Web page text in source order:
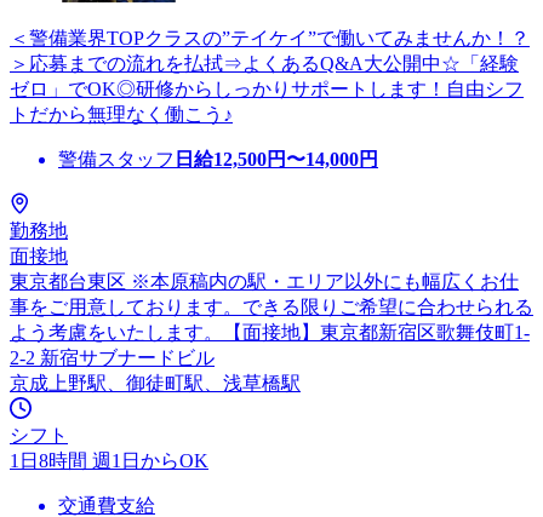
＜警備業界TOPクラスの”テイケイ”で働いてみませんか！？
＞応募までの流れを払拭⇒よくあるQ&A大公開中☆「経験
ゼロ」でOK◎研修からしっかりサポートします！自由シフ
トだから無理なく働こう♪
警備スタッフ 日給12,500円〜14,000円
勤務地
面接地
東京都台東区 ※本原稿内の駅・エリア以外にも幅広くお仕
事をご用意しております。できる限りご希望に合わせられる
よう考慮をいたします。【面接地】東京都新宿区歌舞伎町1-
2-2 新宿サブナードビル
京成上野駅、御徒町駅、浅草橋駅
シフト
1日8時間 週1日からOK
交通費支給